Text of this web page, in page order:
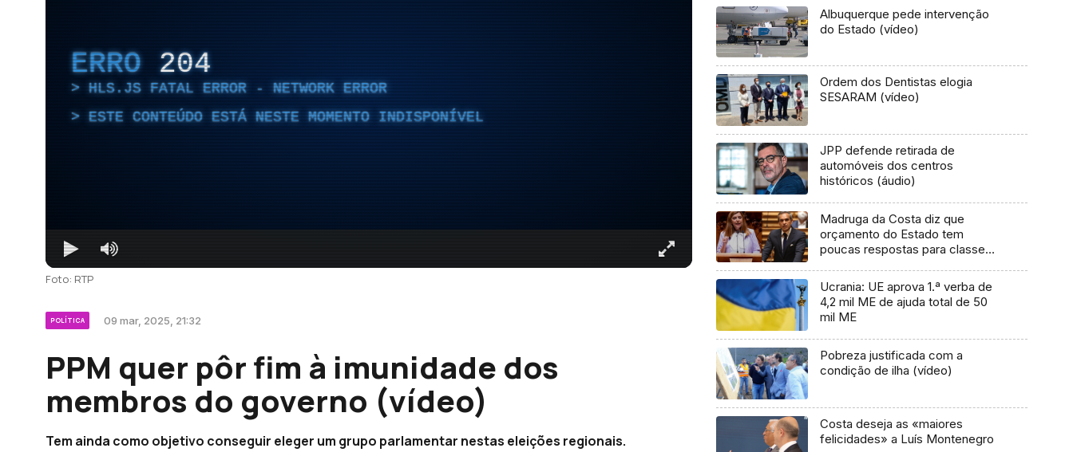
ERRO 204
HLS.JS FATAL ERROR - NETWORK ERROR
ESTE CONTEÚDO ESTÁ NESTE MOMENTO INDISPONÍVEL
Foto: RTP
POLÍTICA 09 mar, 2025, 21:32
PPM quer pôr fim à imunidade dos
membros do governo (vídeo)
Tem ainda como objetivo conseguir eleger um grupo parlamentar nestas eleições regionais.
Albuquerque pede intervenção
do Estado (vídeo)
Ordem dos Dentistas elogia
SESARAM (vídeo)
JPP defende retirada de
automóveis dos centros
históricos (áudio)
Madruga da Costa diz que
orçamento do Estado tem
poucas respostas para classe
Ucrania: UE aprova 1.ª verba de
4,2 mil ME de ajuda total de 50
mil ME
Pobreza justificada com a
condição de ilha (vídeo)
Costa deseja as «maiores
felicidades» a Luís Montenegro